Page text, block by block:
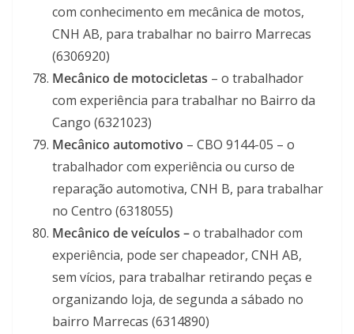
com conhecimento em mecânica de motos,
CNH AB, para trabalhar no bairro Marrecas
(6306920)
Mecânico de motocicletas – o trabalhador
com experiência para trabalhar no Bairro da
Cango (6321023)
Mecânico automotivo – CBO 9144-05 – o
trabalhador com experiência ou curso de
reparação automotiva, CNH B, para trabalhar
no Centro (6318055)
Mecânico de veículos –o trabalhador com
experiência, pode ser chapeador, CNH AB,
sem vícios, para trabalhar retirando peças e
organizando loja, de segunda a sábado no
bairro Marrecas (6314890)